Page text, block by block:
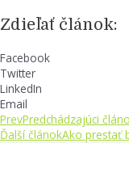
Zdieľať článok:
Facebook
Twitter
LinkedIn
Email
PrevPredchádzajúci
Ďalší článokAko prestať